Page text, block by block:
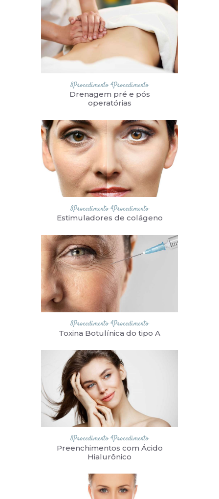
8Procedimento 4Procedimento
Drenagem pré e pós
operatórias
8Procedimento 4Procedimento
Estimuladores de colágeno
8Procedimento 4Procedimento
Toxina Botulínica do tipo A
8Procedimento 4Procedimento
Preenchimentos com Ácido
Hialurônico